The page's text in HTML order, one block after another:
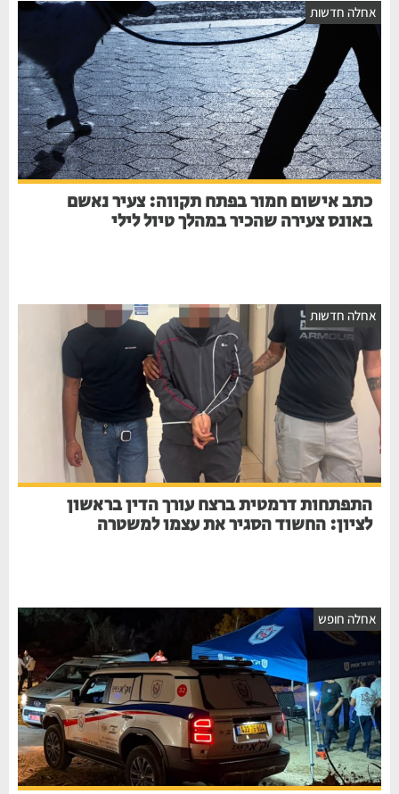
אחלה חדשות
כתב אישום חמור בפתח תקווה: צעיר נאשם
באונס צעירה שהכיר במהלך טיול לילי
אחלה חדשות
התפתחות דרמטית ברצח עורך הדין בראשון
לציון: החשוד הסגיר את עצמו למשטרה
אחלה חופש